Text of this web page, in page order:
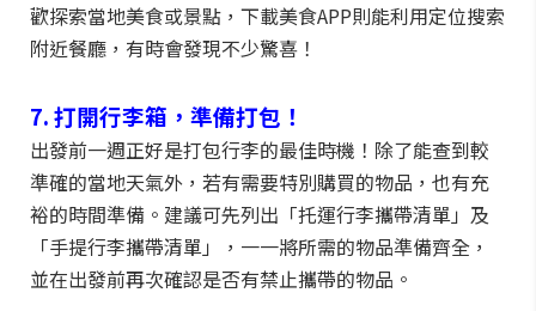
歡探索當地美食或景點，下載美食APP則能利用定位搜索
附近餐廳，有時會發現不少驚喜！
7. 打開行李箱，準備打包！
出發前一週正好是打包行李的最佳時機！除了能查到較
準確的當地天氣外，若有需要特別購買的物品，也有充
裕的時間準備。建議可先列出「托運行李攜帶清單」及
「手提行李攜帶清單」，一一將所需的物品準備齊全，
並在出發前再次確認是否有禁止攜帶的物品。